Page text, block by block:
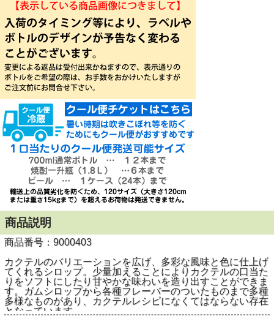
商品説明
商品番号：9000403
カクテルのバリエーションを広げ、多彩な風味と色に仕上げ
てくれるシロップ。少量加えることによりカクテルの口当た
りをソフトにしたり甘やかな味わいを造り出すことができま
す。ガムシロップから各種フレーバーのついたものまで多種
多様なものがあり、カクテルレシピになくてはならない存在
となっています。